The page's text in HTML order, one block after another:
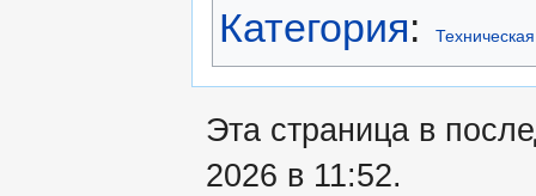
Категория:
Эта страница в
2026 в 11:52.